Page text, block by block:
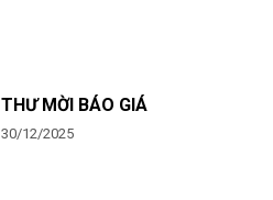
THƯ MỜI BÁO GIÁ
30/12/2025